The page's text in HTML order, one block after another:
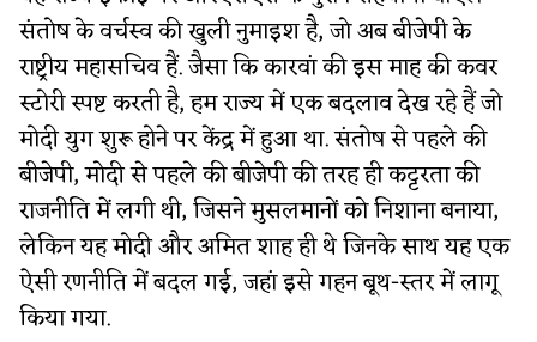
संतोष के वर्चस्व की खुली नुमाइश है, जो अब बीजेपी के
राष्ट्रीय महासचिव हैं. जैसा कि कारवां की इस माह की कवर
स्टोरी स्पष्ट करती है, हम राज्य में एक बदलाव देख रहे हैं जो
मोदी युग शुरू होने पर केंद्र में हुआ था. संतोष से पहले की
बीजेपी, मोदी से पहले की बीजेपी की तरह ही कट्टरता की
राजनीति में लगी थी, जिसने मुसलमानों को निशाना बनाया,
लेकिन यह मोदी और अमित शाह ही थे जिनके साथ यह एक
ऐसी रणनीति में बदल गई, जहां इसे गहन बूथ-स्तर में लागू
किया गया.